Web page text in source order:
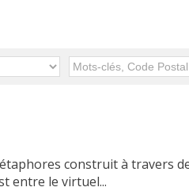
construit à travers
entre le virtuel...